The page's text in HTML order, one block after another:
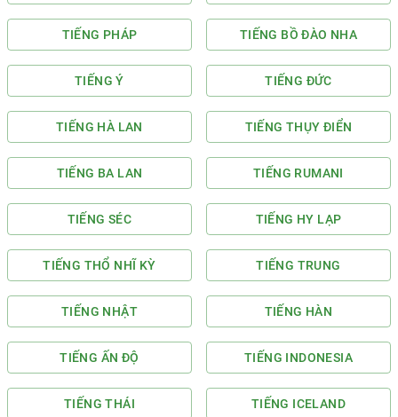
TIẾNG PHÁP TIẾNG BỒ ĐÀO NHA
TIẾNG Ý TIẾNG ĐỨC
TIẾNG HÀ LAN TIẾNG THỤY ĐIỂN
TIẾNG BA LAN TIẾNG RUMANI
TIẾNG SÉC TIẾNG HY LẠP
TIẾNG THỔ NHĨ KỲ TIẾNG TRUNG
TIẾNG NHẬT TIẾNG HÀN
TIẾNG ẤN ĐỘ TIẾNG INDONESIA
TIẾNG THÁI TIẾNG ICELAND